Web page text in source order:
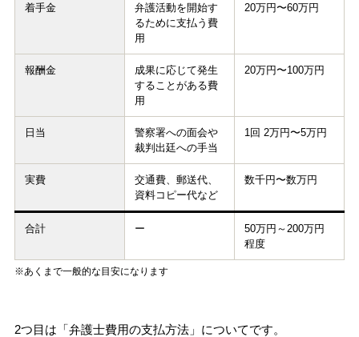
着手金
弁護活動を開始す
るために支払う費
用
20万円〜60万円
報酬金
成果に応じて発生
することがある費
用
20万円〜100万円
日当
警察署への面会や
裁判出廷への手当
1回 2万円〜5万円
実費
交通費、郵送代、
資料コピー代など
数千円〜数万円
合計 ー
50万円～200万円
程度
※あくまで一般的な目安になります
2つ目は「弁護士費用の支払方法」についてです。